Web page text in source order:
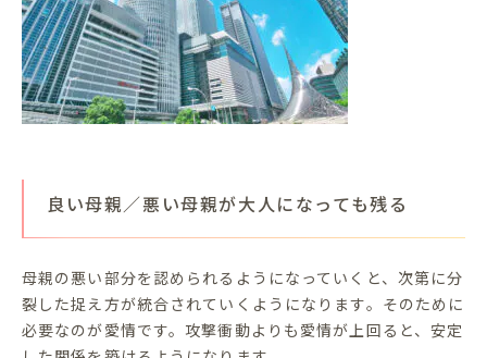
良い母親／悪い母親が大人になっても残る
母親の悪い部分を認められるようになっていくと、次第に分
裂した捉え方が統合されていくようになります。そのために
必要なのが愛情です。攻撃衝動よりも愛情が上回ると、安定